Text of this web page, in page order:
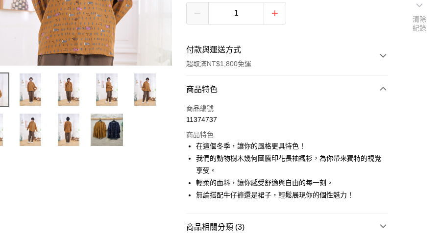
付款與運送方式
超取滿NT$1,800免運
付款方式
信用卡一次付款
LINE Pay
Apple Pay
悠遊付
Google Pay
商品特色
商品編號
11374737
商品特色
在這個冬季，讓你的風格更具特色！
我們的動物樹木幾何圖騰印花長袖襯衫，為你帶來獨特的視覺
享受。
輕柔的面料，讓你感受舒適與自由的每一刻。
無論搭配牛仔褲還是裙子，輕鬆展現你的個性魅力！
商品相關分類 (3)
清除
紀錄